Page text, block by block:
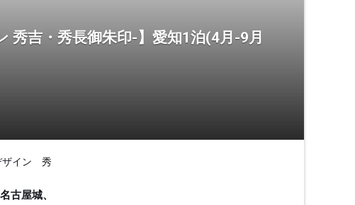
秀吉・秀長御朱印-】愛知1泊(4月-9月
ザイン 秀
古屋城、